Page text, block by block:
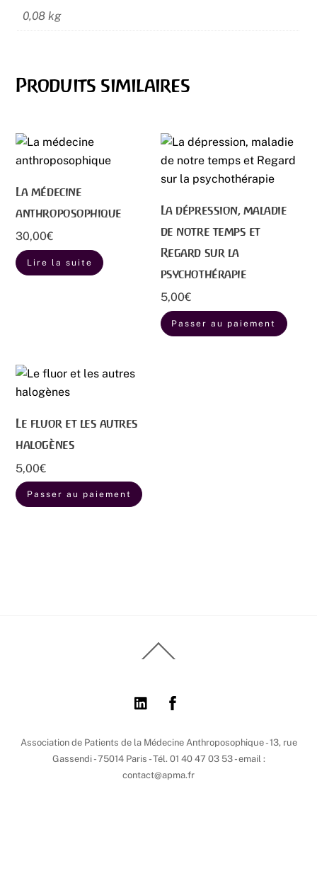
0,08 kg
Produits similaires
La médecine
anthroposophique
30,00€
Lire la suite
La dépression, maladie
de notre temps et
Regard sur la
psychothérapie
5,00€
Passer au paiement
Le fluor et les autres
halogènes
5,00€
Passer au paiement
To
Association de Patients de la Médecine Anthroposophique - 13, rue
Gassendi - 75014 Paris - Tél. 01 40 47 03 53 - email :
contact@apma.fr